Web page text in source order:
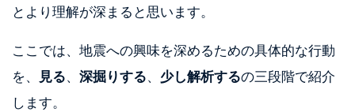
とより理解が深まると思います。
ここでは、地震への興味を深めるための具体的な行動
を、
見る、 深掘りする、 少し解析するの三段階で紹介
します。